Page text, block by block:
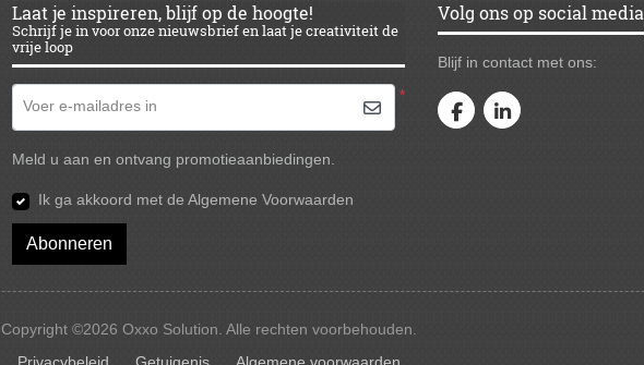
Laat je inspireren, blijf op de hoogte!
Schrijf je in voor onze nieuwsbrief en laat je creativiteit de
vrije loop
*
Voer e-mailadres in
Meld u aan en ontvang promotieaanbiedingen.
Ik ga akkoord met de Algemene Voorwaarden
Abonneren
Volg ons op social media
Blijf in contact met ons:
Copyright ©2026 Oxxo Solution. Alle rechten voorbehouden.
Privacybeleid
Privacybeleid Getuigenis Algemene voorwaarden